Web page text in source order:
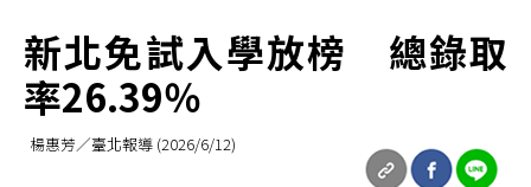
新北免試入學放榜 總錄取
率26.39％
楊惠芳／臺北報導 (2026/6/12)